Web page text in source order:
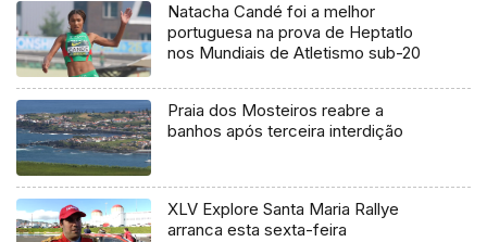
Natacha Candé foi a melhor
portuguesa na prova de Heptatlo
nos Mundiais de Atletismo sub-20
Praia dos Mosteiros reabre a
banhos após terceira interdição
XLV Explore Santa Maria Rallye
arranca esta sexta-feira